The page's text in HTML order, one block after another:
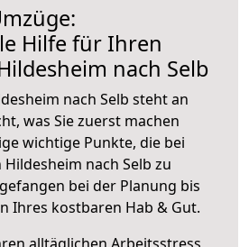
Hilfe für Ihren
nach Selb
nach Selb steht an
was Sie zuerst machen
wichtige Punkte, die bei
nach Selb zu
bei der Planung bis
Ihres kostbaren Hab & Gut.